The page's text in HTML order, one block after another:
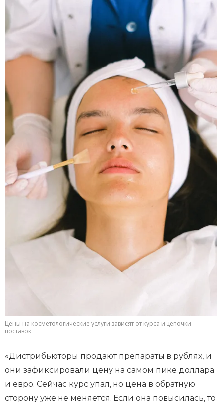
Цены на косметологические услуги зависят от курса и цепочки
поставок
«Дистрибьюторы продают препараты в рублях, и
они зафиксировали цену на самом пике доллара
и евро. Сейчас курс упал, но цена в обратную
сторону уже не меняется. Если она повысилась, то